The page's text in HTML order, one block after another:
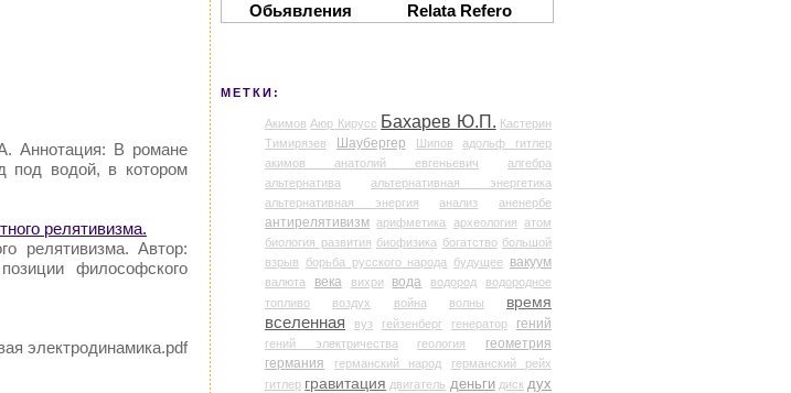
Аннотация: В романе
под водой, в котором
релятивизма.
релятивизма. Автор:
философского
электродинамика.pdf
Обьявления
Relata Refero
МЕТКИ:
Акимов Аюр Кирусс Бахарев Ю.П. Кастерин
Тимирязев
Шаубергер Шипов
адольф гитлер
акимов анатолий евгеньевич
алгебра
альтернатива
альтернативная энергетика
альтернативная энергия
анализ аненербе
антирелятивизм арифметика археология атом
биология развития биофизика богатство большой
взрыв
борьба русского народа будущее вакуум
валюта века вихри вода водород
водородное
топливо
воздух война волны
время
вселенная
вуз гейзенберг генератор гений
гений электричества геология
геометрия
германия
германский народ
германский рейх
гитлер гравитация двигатель деньги диск дух